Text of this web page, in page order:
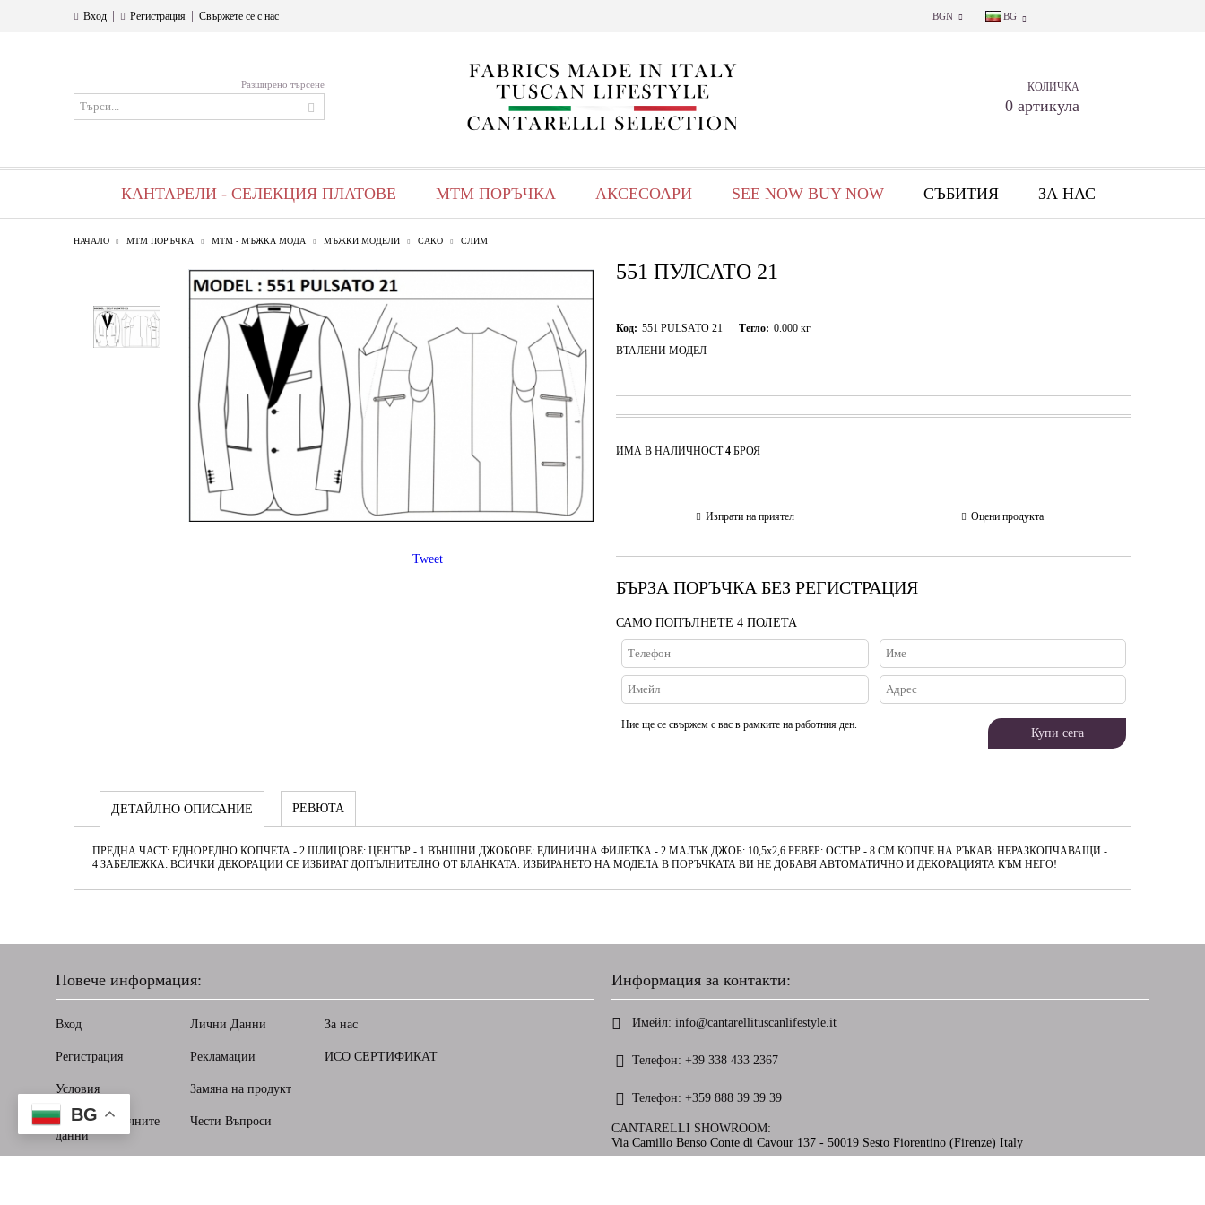
Вход Регистрация Свържете се с нас BGN BG
Разширено търсене КОЛИЧКА
0 артикула
КАНТАРЕЛИ - СЕЛЕКЦИЯ ПЛАТОВЕ МТМ ПОРЪЧКА АКСЕСОАРИ SEE NOW BUY NOW СЪБИТИЯ ЗА НАС
НАЧАЛО МТМ ПОРЪЧКА МТМ - МЪЖКА МОДА МЪЖКИ МОДЕЛИ САКО СЛИМ
551 ПУЛСАТО 21
Код: 551 PULSATO 21 Тегло: 0.000 кг
ВТАЛЕНИ МОДЕЛ
ИМА В НАЛИЧНОСТ4 БРОЯ
Изпрати на приятел Оцени продукта
БЪРЗА ПОРЪЧКА БЕЗ РЕГИСТРАЦИЯ
САМО ПОПЪЛНЕТЕ 4 ПОЛЕТА
Ние ще се свържем с вас в рамките на работния ден.
Tweet
ДЕТАЙЛНО ОПИСАНИЕ РЕВЮТА
ПРЕДНА ЧАСТ: ЕДНОРЕДНО КОПЧЕТА - 2 ШЛИЦОВЕ: ЦЕНТЪР - 1 ВЪНШНИ ДЖОБОВЕ: ЕДИНИЧНА ФИЛЕТКА - 2 МАЛЪК ДЖОБ: 10,5x2,6 РЕВЕР: ОСТЪР - 8 СМ КОПЧЕ НА РЪКАВ: НЕРАЗКОПЧАВАЩИ -
4 ЗАБЕЛЕЖКА: ВСИЧКИ ДЕКОРАЦИИ СЕ ИЗБИРАТ ДОПЪЛНИТЕЛНО ОТ БЛАНКАТА. ИЗБИРАНЕТО НА МОДЕЛА В ПОРЪЧКАТА ВИ НЕ ДОБАВЯ АВТОМАТИЧНО И ДЕКОРАЦИЯТА КЪМ НЕГО!
Повече информация:
Вход
Регистрация
Условия
Защита на личните
данни
Лични Данни
Рекламации
Замяна на продукт
Чести Въпроси
За нас
ИСО СЕРТИФИКАТ
Информация за контакти:
Имейл: info@cantarellituscanlifestyle.it
Телефон: +39 338 433 2367
Телефон: +359 888 39 39 39
CANTARELLI SHOWROOM:
Via Camillo Benso Conte di Cavour 137 - 50019 Sesto Fiorentino (Firenze) Italy
BG